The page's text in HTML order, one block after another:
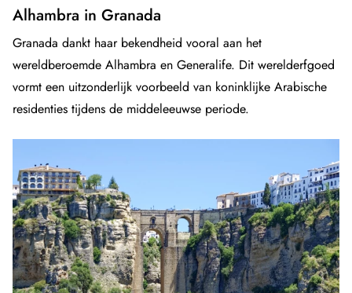
Alhambra in Granada
Granada dankt haar bekendheid vooral aan het
wereldberoemde Alhambra en Generalife. Dit werelderfgoed
vormt een uitzonderlijk voorbeeld van koninklijke Arabische
residenties tijdens de middeleeuwse periode.